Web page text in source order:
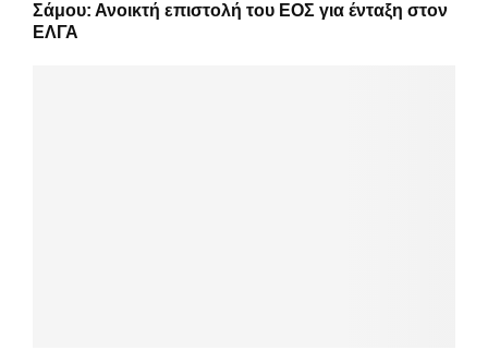
Σάμου: Ανοικτή επιστολή του ΕΟΣ για ένταξη στον
ΕΛΓΑ